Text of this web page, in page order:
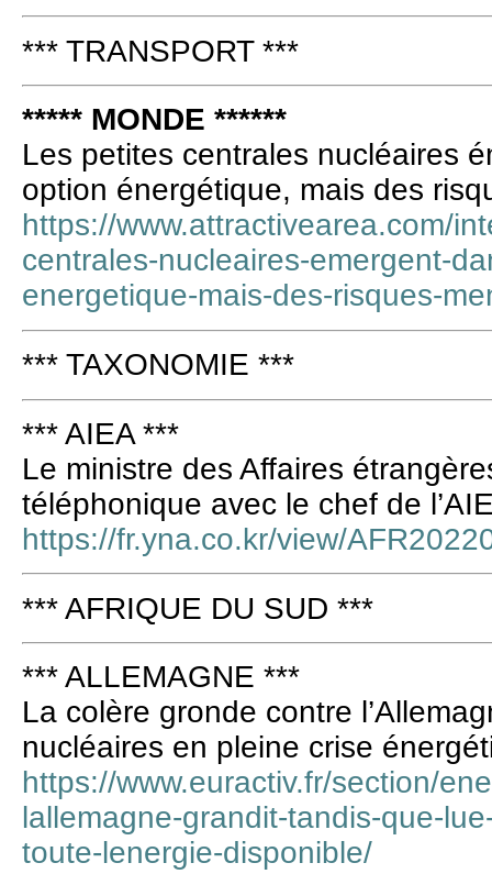
*** TRANSPORT ***
***** MONDE ******
Les petites centrales nucléaires
option énergétique, mais des
https://www.attractivearea.com/
centrales-nucleaires-emergent-
energetique-mais-des-risques-
*** TAXONOMIE ***
*** AIEA ***
Le ministre des Affaires
téléphonique avec le chef de
https://fr.yna.co.kr/view/
*** AFRIQUE DU SUD ***
*** ALLEMAGNE ***
La colère gronde contre
nucléaires en pleine crise
https://www.euractiv.fr/section/
lallemagne-grandit-tandis-que-
toute-lenergie-disponible/